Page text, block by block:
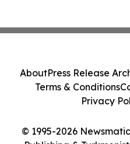
© 1995-2026
AboutPress Release
Terms & Conditions
Privacy